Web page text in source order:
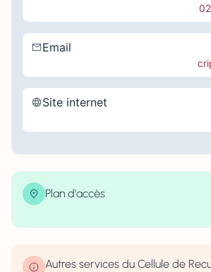
Email
Site internet
Plan d'accès
−Autres services du Cellule de